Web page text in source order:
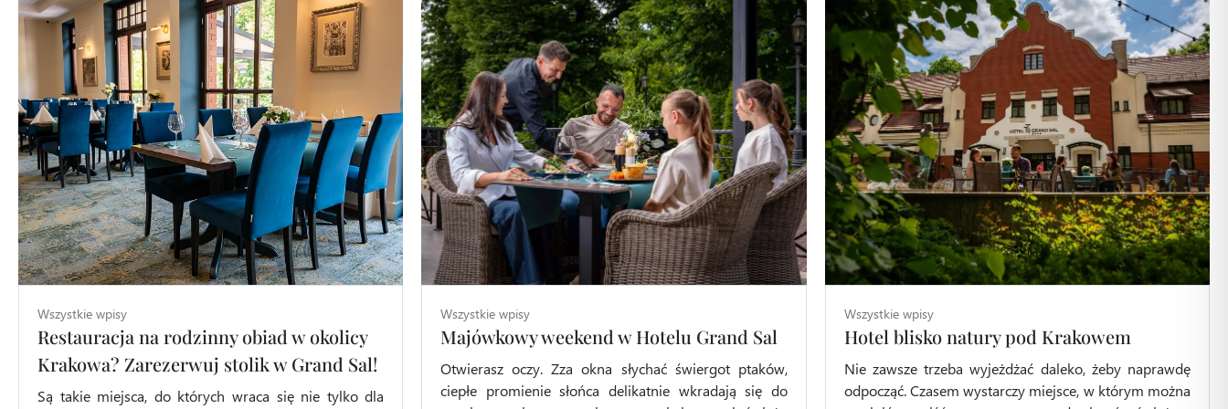
Wszystkie wpisy
Restauracja na rodzinny obiad w okolicy
Krakowa? Zarezerwuj stolik w Grand Sal!
Są takie miejsca, do których wraca się nie tylko dla
Wszystkie wpisy
Majówkowy weekend w Hotelu Grand Sal
Otwierasz oczy. Zza okna słychać świergot ptaków,
ciepłe promienie słońca delikatnie wkradają się do
Wszystkie wpisy
Hotel blisko natury pod Krakowem
Nie zawsze trzeba wyjeżdżać daleko, żeby naprawdę
odpocząć. Czasem wystarczy miejsce, w którym można